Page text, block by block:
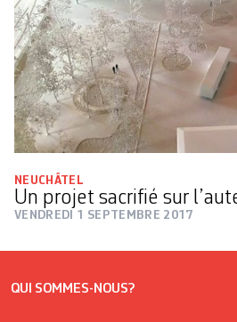
NEUCHÂTEL
Un projet sacrifié sur
VENDREDI 1 SEPTEMBRE 2017
QUI SOMMES-NOUS?